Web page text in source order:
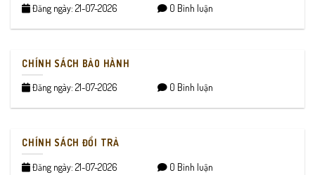
Đăng ngày: 21-07-2026 0 Bình luận
CHÍNH SÁCH BẢO HÀNH
Đăng ngày: 21-07-2026 0 Bình luận
CHÍNH SÁCH ĐỔI TRẢ
Đăng ngày: 21-07-2026 0 Bình luận